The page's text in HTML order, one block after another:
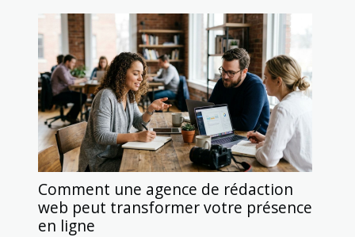
Comment une agence de rédaction
web peut transformer votre présence
en ligne